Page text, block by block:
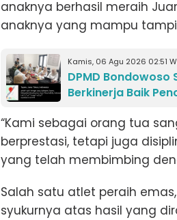
anaknya berhasil meraih
anaknya yang mampu
Kamis, 06 Agu 2026 02:51
DPMD
Berkinerja Baik
“Kami sebagai orang tua
berprestasi, tetapi juga
yang telah membimbing
Salah satu atlet peraih
syukurnya atas hasil yang